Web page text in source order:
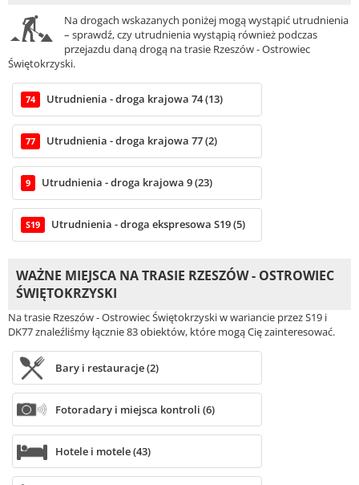
Na drogach wskazanych poniżej mogą wystąpić utrudnienia
– sprawdź, czy utrudnienia wystąpią również podczas
przejazdu daną drogą na trasie Rzeszów - Ostrowiec
Świętokrzyski.
74 Utrudnienia - droga krajowa 74 (13)
77 Utrudnienia - droga krajowa 77 (2)
9 Utrudnienia - droga krajowa 9 (23)
S19 Utrudnienia - droga ekspresowa S19 (5)
WAŻNE MIEJSCA NA TRASIE RZESZÓW - OSTROWIEC
ŚWIĘTOKRZYSKI
Na trasie Rzeszów - Ostrowiec Świętokrzyski w wariancie przez S19 i
DK77 znaleźliśmy łącznie 83 obiektów, które mogą Cię zainteresować.
Bary i restauracje (2)
Fotoradary i miejsca kontroli (6)
Hotele i motele (43)